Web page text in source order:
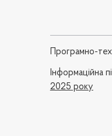
Програмно-
Iнформаційна
2025 року